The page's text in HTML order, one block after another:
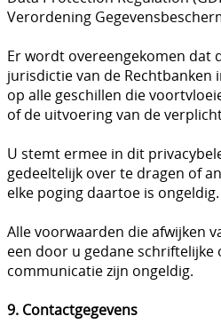
Verordening
Er wordt overeengekomen dat
jurisdictie van de Rechtbanken
op alle geschillen die
of de uitvoering van de
U stemt ermee in dit
gedeeltelijk over te dragen of
elke poging daartoe is ongeldig.
Alle voorwaarden die afwijken
een door u gedane schriftelijke
communicatie zijn ongeldig.
9. Contactgegevens